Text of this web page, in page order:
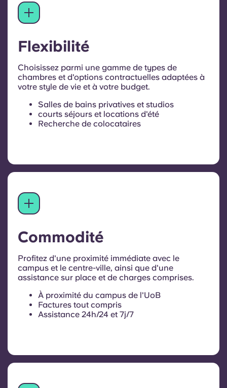
Flexibilité
Choisissez parmi une gamme de types de
chambres et d'options contractuelles adaptées à
votre style de vie et à votre budget.
Salles de bains privatives et studios
courts séjours et locations d'été
Recherche de colocataires
Commodité
Profitez d'une proximité immédiate avec le
campus et le centre-ville, ainsi que d'une
assistance sur place et de charges comprises.
À proximité du campus de l'UoB
Factures tout compris
Assistance 24h/24 et 7j/7